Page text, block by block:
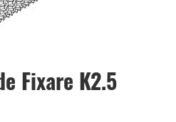
Fixare K2.5